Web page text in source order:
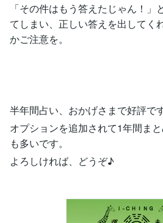
「その件はもう答えたじゃん！」
てしまい、正しい答えを出してく
かご注意を。
半年間占い、おかげさまで好評です
オプションを追加されて1年間ま
も多いです。
よろしければ、どうぞ♪